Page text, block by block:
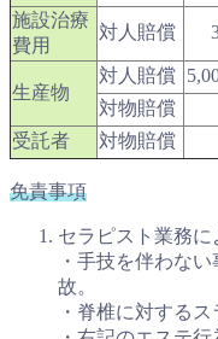
施設治療
費用
対人賠償
生産物
対人賠償
対物賠償
受託者
対物賠償
免責事項
セラピスト業務に
・手技を伴わな
故。
・脊椎に対する